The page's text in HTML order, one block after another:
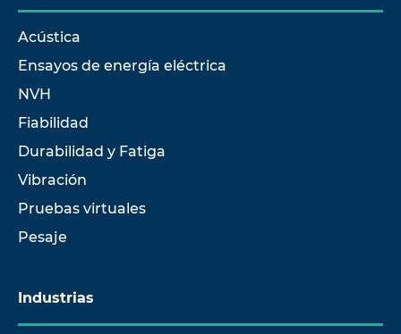
Acústica
Ensayos de energía eléctrica
NVH
Fiabilidad
Durabilidad y Fatiga
Vibración
Pruebas virtuales
Pesaje
Industrias